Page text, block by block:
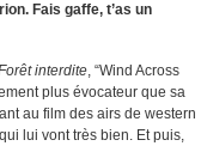
Fais gaffe, t’as un
interdite, “Wind Across
plus évocateur que sa
au film des airs de western
lui vont très bien. Et puis,